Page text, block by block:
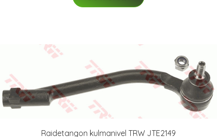
Raidetangon kulmanivel TRW JTE2149